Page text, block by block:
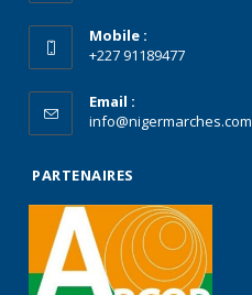
Mobile :
+227 91189477
Email :
info@nigermarches.com
PARTENAIRES